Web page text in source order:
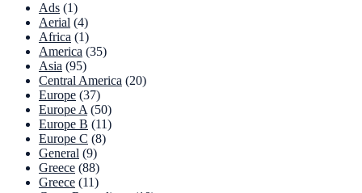
Ads (1)
Aerial (4)
Africa (1)
America (35)
Asia (95)
Central America (20)
Europe (37)
Europe A(50)
Europe B (11)
Europe C (8)
General (9)
Greece (88)
Greece (11)